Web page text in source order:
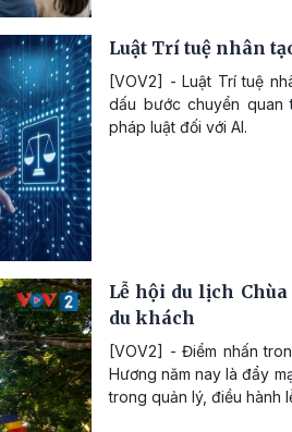
Luật Trí tuệ nhân
[VOV2] - Luật Trí tuệ
dấu bước chuyển
pháp luật đối với AI.
Lễ hội du lịch
du khách
[VOV2] - Điểm nhấn
Hương năm nay là đẩy
trong quản lý, điều hành